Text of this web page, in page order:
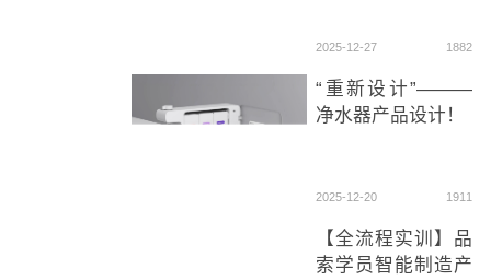
2025-12-27 1882
“重新设计”———
净水器产品设计！
2025-12-20 1911
【全流程实训】品
索学员智能制造产